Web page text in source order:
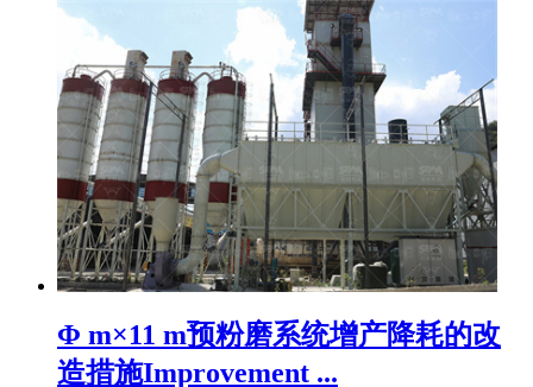
Φ m×11 m预粉磨系统增产降耗的改
造措施Improvement ...